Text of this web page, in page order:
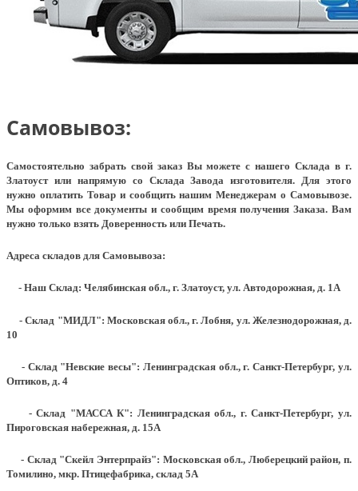
Самовывоз:
Самостоятельно забрать свой заказ Вы можете с нашего Склада в г.
Златоуст или напрямую со Склада Завода изготовителя. Для этого
нужно оплатить Товар и сообщить нашим Менеджерам о Самовывозе.
Мы оформим все документы и сообщим время получения Заказа. Вам
нужно только взять Доверенность или Печать.
Адреса складов для Самовывоза:
- Наш Склад: Челябинская обл., г. Златоуст, ул. Автодорожная, д. 1А
- Склад "МИДЛ": Московская обл., г. Лобня, ул. Железнодорожная, д.
10
- Склад "Невские весы": Ленинградская обл., г. Санкт-Петербург, ул.
Оптиков, д. 4
- Склад "МАССА К": Ленинградская обл., г. Санкт-Петербург, ул.
Пироговская набережная, д. 15А
- Склад "Скейл Энтерпрайз": Московская обл., Люберецкий район, п.
Томилино, мкр. Птицефабрика, склад 5А